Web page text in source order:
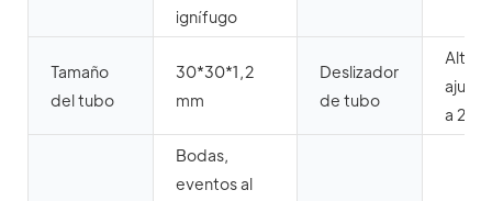
ignífugo
Tamaño
del tubo
30*30*1,2
mm
Deslizador
de tubo
Altura
a 2 cm
Bodas,
eventos al